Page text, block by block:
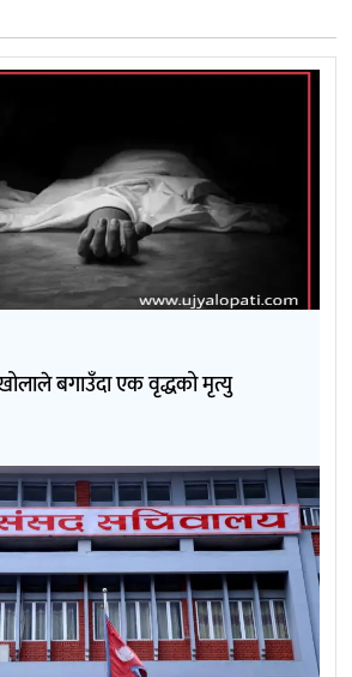
खोलाले बगाउँदा एक वृद्धको मृत्यु